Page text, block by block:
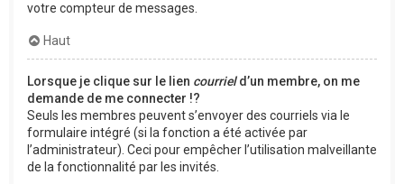
votre compteur de messages.
Haut
Lorsque je clique sur le lien courrield’un membre, on me
demande de me connecter !?
Seuls les membres peuvent s’envoyer des courriels via le
formulaire intégré (si la fonction a été activée par
l’administrateur). Ceci pour empêcher l’utilisation malveillante
de la fonctionnalité par les invités.